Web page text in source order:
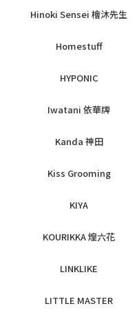
Hinoki Sensei 檜沐先生
Homestuff
HYPONIC
Iwatani 依華牌
Kanda 神田
Kiss Grooming
KIYA
KOURIKKA 煌六花
LINKLIKE
LITTLE MASTER